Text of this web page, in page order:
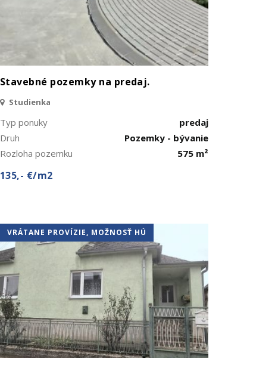
Stavebné pozemky na predaj.
Studienka
Typ ponuky
predaj
Druh
Pozemky - bývanie
Rozloha pozemku
575 m²
135,- €/m2
VRÁTANE PROVÍZIE, MOŽNOSŤ HÚ